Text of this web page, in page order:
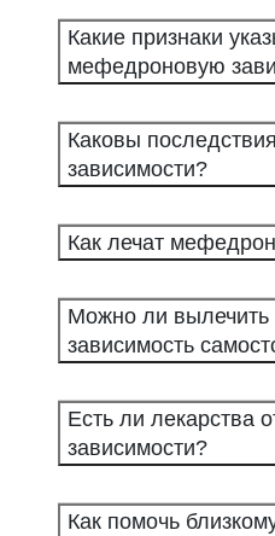
Какие признаки
мефедроновую
Каковы
зависимости?
Как лечат
Можно ли
зависимость
Есть ли лекарства
зависимости?
Как помочь